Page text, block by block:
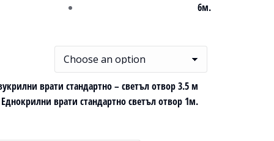
6м.
врати стандартно – светъл отвор 3.5 м
Еднокрилни врати стандартно светъл отвор 1м.